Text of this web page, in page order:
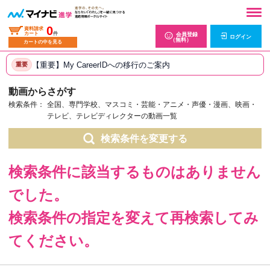
資料請求
カート
0件
カートの中を見る
会員登録
（無料）
ログイン
重要 【重要】My CareerIDへの移行のご案内
動画からさがす
検索条件：
全国、専門学校、マスコミ・芸能・アニメ・声優・漫画、映画・
テレビ、テレビディレクターの動画一覧
検索条件を変更する
検索条件に該当するものはありません
でした。
検索条件の指定を変えて再検索してみ
てください。